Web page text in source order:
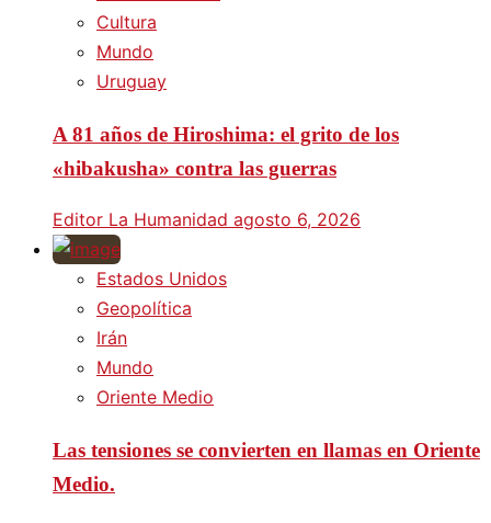
Cultura
Mundo
Uruguay
A 81 años de Hiroshima: el grito de los
«hibakusha» contra las guerras
Editor La Humanidad agosto 6, 2026
Estados Unidos
Geopolítica
Irán
Mundo
Oriente Medio
Las tensiones se convierten en llamas en Oriente
Medio.